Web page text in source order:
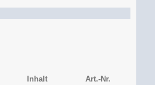
Inhalt
Art.-Nr.